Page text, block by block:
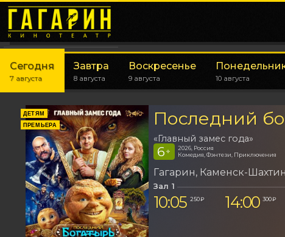
Сегодня
7 августа
Завтра
8 августа
Воскресенье
9 августа 10 августа
ДЕТЯМ
ПРЕМЬЕРА
Последний
«Главный замес года»
6 +
2026, Россия
Комедия, Фэнтези, Приключения
Гагарин Каменск-
Зал 1
10:05 250 ₽ 14:00 300 ₽